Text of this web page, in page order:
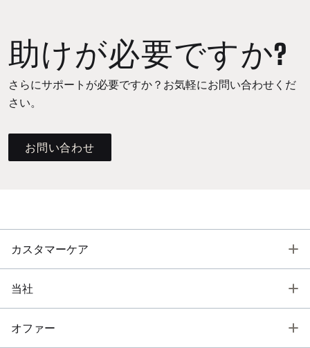
助けが必要ですか?
さらにサポートが必要ですか？お気軽にお問い合わせくだ
さい。
お問い合わせ
カスタマーケア
当社
オファー